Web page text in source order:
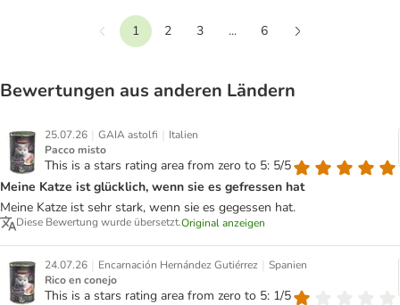
Vorherige
1 2 3 ...
6
Bewertungen aus anderen Ländern
25.07.26 | GAIA astolfi | Italien
Pacco misto
This is a stars rating area from zero to 5: 5/5
Meine Katze ist glücklich, wenn sie es gefressen hat
Meine Katze ist sehr stark, wenn sie es gegessen hat.
Diese Bewertung wurde übersetzt.Original anzeigen
24.07.26 | Encarnación Hernández Gutiérrez | Spanien
Rico en conejo
This is a stars rating area from zero to 5: 1/5